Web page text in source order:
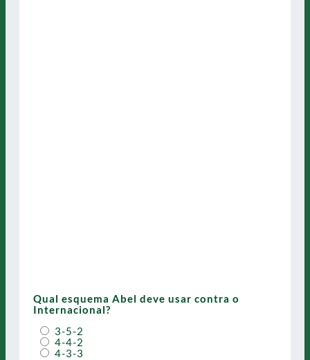
Qual esquema Abel deve usar contra o
Internacional?
3-5-2
4-4-2
4-3-3